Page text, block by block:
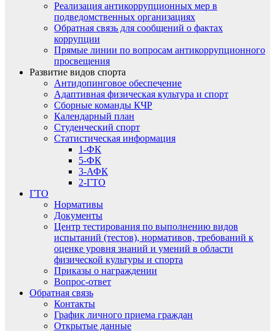
Реализация антикоррупционных мер в
подведомственных организациях
Обратная связь для сообщений о фактах
коррупции
Прямые линии по вопросам антикоррупционного
просвещения
Развитие видов спорта
Антидопинговое обеспечение
Адаптивная физическая культура и спорт
Сборные команды КЧР
Календарный план
Студенческий спорт
Статистическая информация
1-ФК
5-ФК
3-АФК
2-ГТО
ГТО
Нормативы
Документы
Центр тестирования по выполнению видов
испытаний (тестов), нормативов, требований к
оценке уровня знаний и умений в области
физической культуры и спорта
Приказы о награждении
Вопрос-ответ
Обратная связь
Контакты
График личного приема граждан
Открытые данные